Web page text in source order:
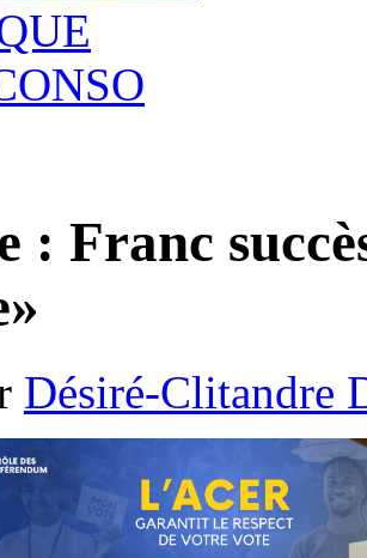
: Franc
Désiré-Clitandre